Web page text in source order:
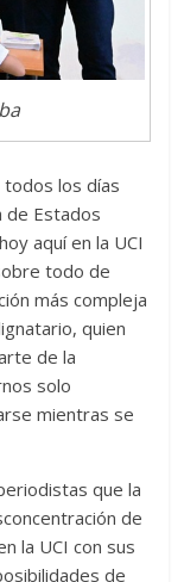
todos los días
de Estados
aquí en la UCI
todo de
más compleja
quien
de la
solo
mientras se
que la
de
la UCI con sus
de